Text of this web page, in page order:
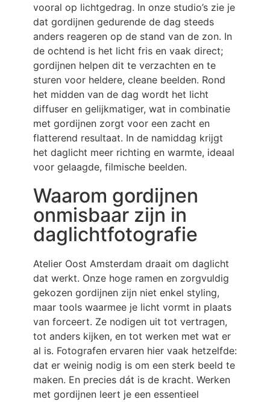
vooral op lichtgedrag. In onze studio’s zie je
dat gordijnen gedurende de dag steeds
anders reageren op de stand van de zon. In
de ochtend is het licht fris en vaak direct;
gordijnen helpen dit te verzachten en te
sturen voor heldere, cleane beelden. Rond
het midden van de dag wordt het licht
diffuser en gelijkmatiger, wat in combinatie
met gordijnen zorgt voor een zacht en
flatterend resultaat. In de namiddag krijgt
het daglicht meer richting en warmte, ideaal
voor gelaagde, filmische beelden.
Waarom gordijnen
onmisbaar zijn in
daglichtfotografie
Atelier Oost Amsterdam draait om daglicht
dat werkt. Onze hoge ramen en zorgvuldig
gekozen gordijnen zijn niet enkel styling,
maar tools waarmee je licht vormt in plaats
van forceert. Ze nodigen uit tot vertragen,
tot anders kijken, en tot werken met wat er
al is. Fotografen ervaren hier vaak hetzelfde:
dat er weinig nodig is om een sterk beeld te
maken. En precies dát is de kracht. Werken
met gordijnen leert je een essentieel